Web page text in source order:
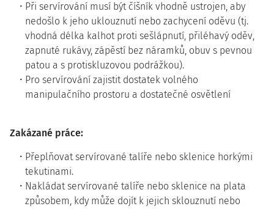
Při servírování musí být číšník vhodně ustrojen, aby
nedošlo k jeho uklouznutí nebo zachycení oděvu (tj.
vhodná délka kalhot proti sešlápnutí, přiléhavý oděv,
zapnuté rukávy, zápěstí bez náramků, obuv s pevnou
patou a s protiskluzovou podrážkou).
Pro servírování zajistit dostatek volného
manipulačního prostoru a dostatečné osvětlení
Zakázané práce:
Přeplňovat servírované talíře nebo sklenice horkými
tekutinami.
Nakládat servírované talíře nebo sklenice na plata
způsobem, kdy může dojít k jejich sklouznutí nebo